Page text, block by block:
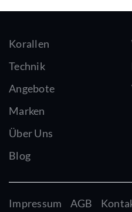
Korallen
Technik
Angebote
Marken
Über Uns
Blog
Impressum AGB